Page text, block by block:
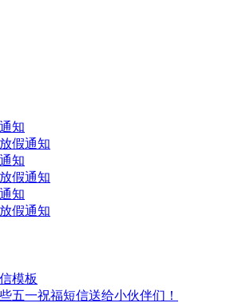
知
假通知
知
假通知
知
假通知
模板
五一祝福短信送给小伙伴们！